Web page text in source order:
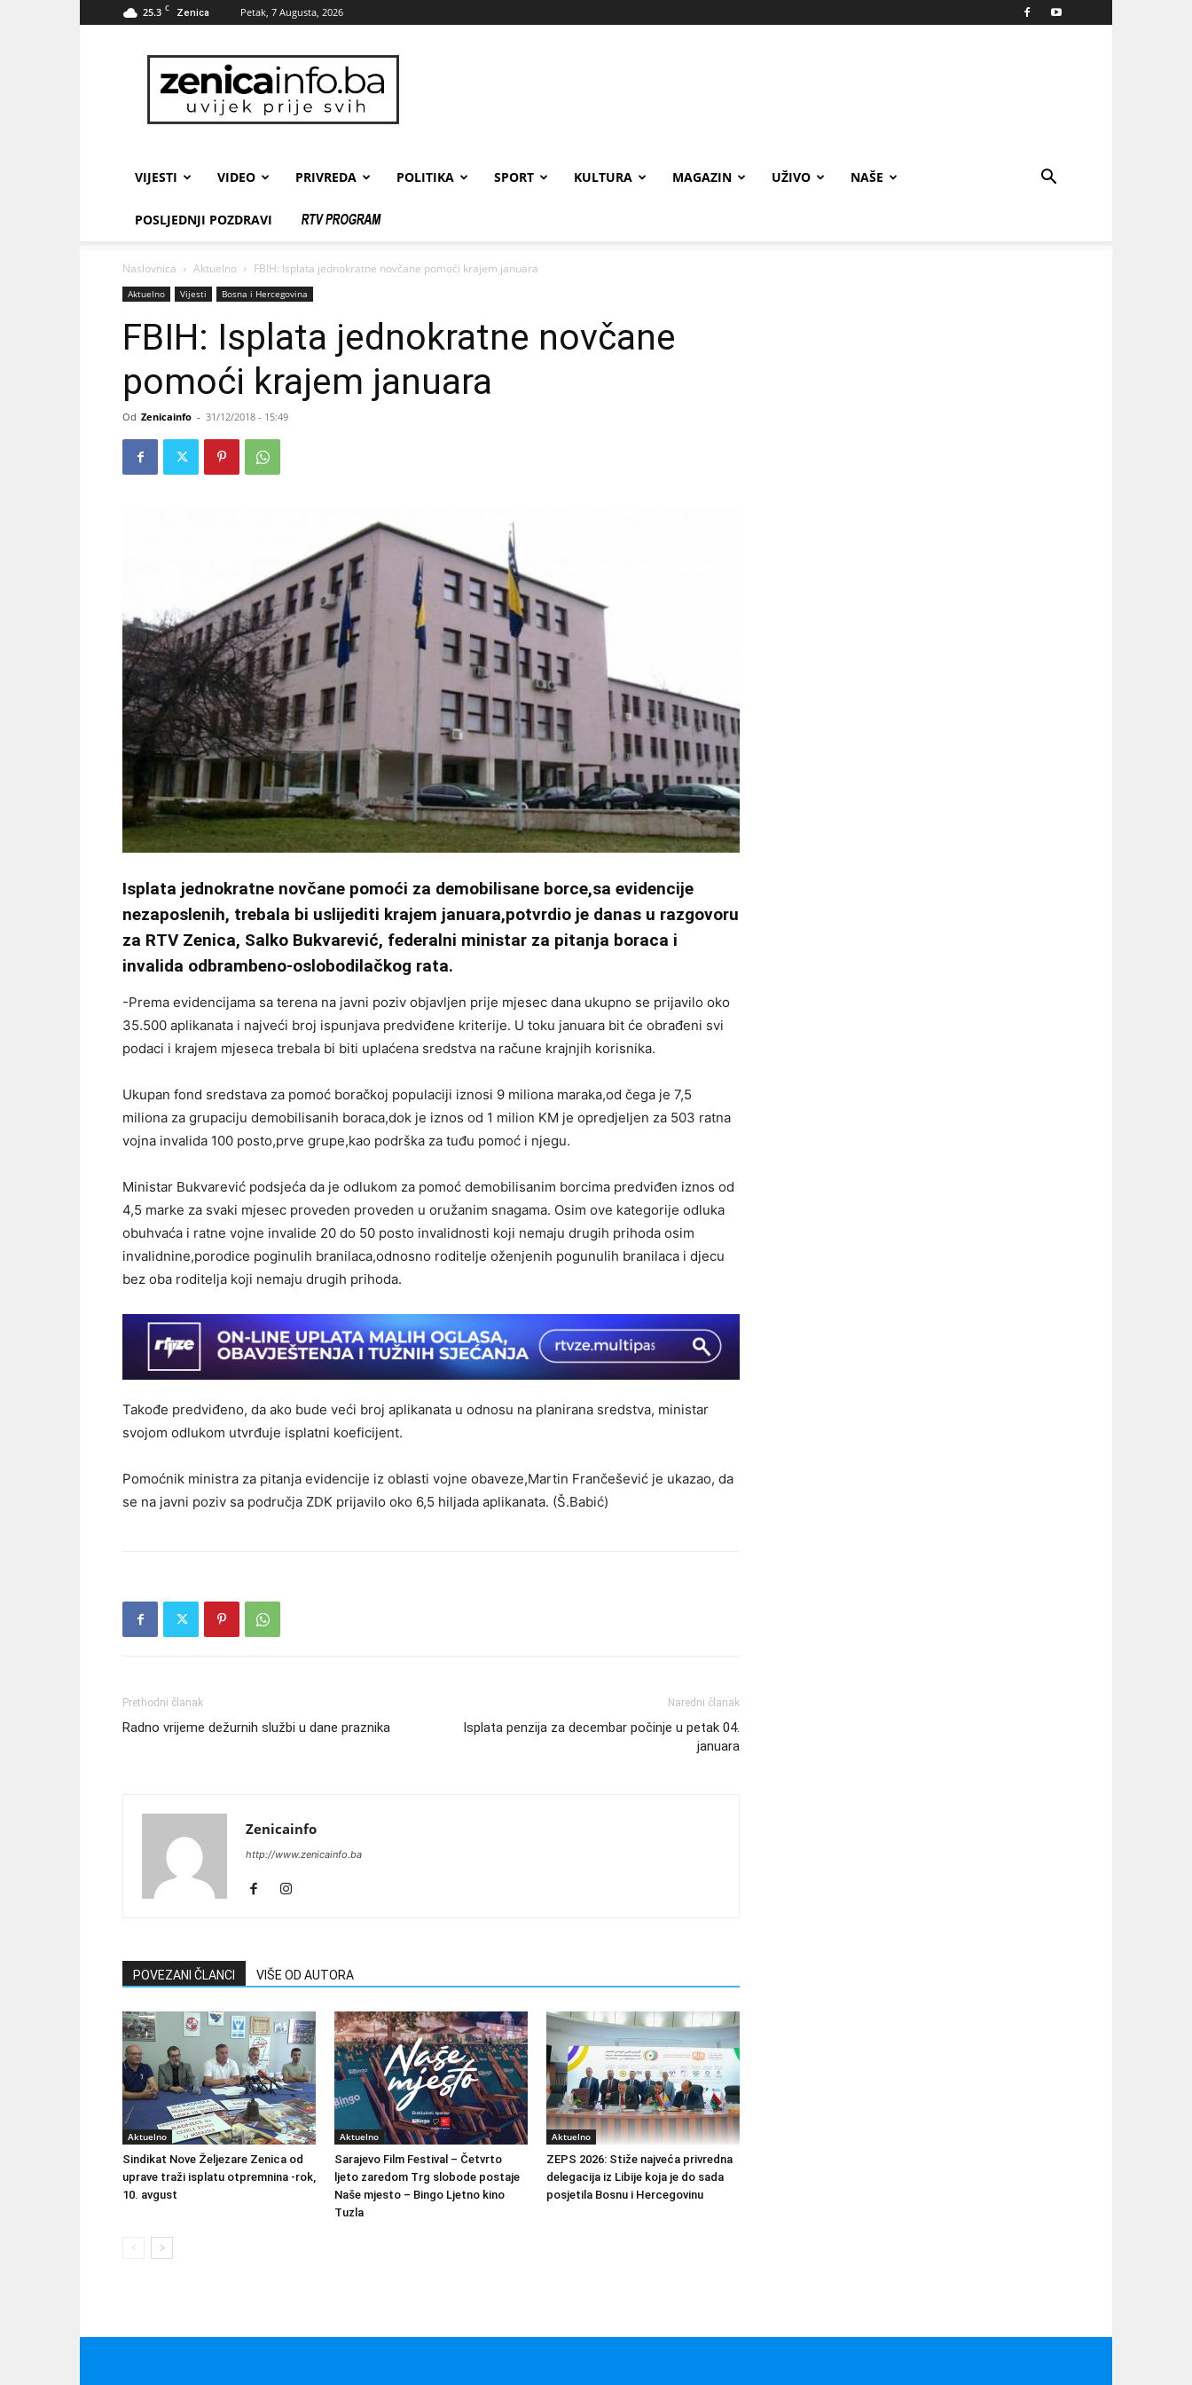
25.3 C Zenica Petak, 7 Augusta, 2026
zenicainfo.ba
VIJESTI VIDEO PRIVREDA POLITIKA SPORT KULTURA MAGAZIN UŽIVO NAŠE
POSLJEDNJI POZDRAVI
Naslovnica Aktuelno FBIH: Isplata jednokratne novčane pomoći krajem januara
Aktuelno Vijesti Bosna i Hercegovina
FBIH: Isplata jednokratne novčane
pomoći krajem januara
Od Zenicainfo - 31/12/2018 - 15:49
Isplata jednokratne novčane pomoći za demobilisane borce,sa evidencije
nezaposlenih, trebala bi uslijediti krajem januara,potvrdio je danas u razgovoru
za RTV Zenica, Salko Bukvarević, federalni ministar za pitanja boraca i
invalida odbrambeno-oslobodilačkog rata.
-Prema evidencijama sa terena na javni poziv objavljen prije mjesec dana ukupno se prijavilo oko
35.500 aplikanata i najveći broj ispunjava predviđene kriterije. U toku januara bit će obrađeni svi
podaci i krajem mjeseca trebala bi biti uplaćena sredstva na račune krajnjih korisnika.
Ukupan fond sredstava za pomoć boračkoj populaciji iznosi 9 miliona maraka,od čega je 7,5
miliona za grupaciju demobilisanih boraca,dok je iznos od 1 milion KM je opredjeljen za 503 ratna
vojna invalida 100 posto,prve grupe,kao podrška za tuđu pomoć i njegu.
Ministar Bukvarević podsjeća da je odlukom za pomoć demobilisanim borcima predviđen iznos od
4,5 marke za svaki mjesec proveden proveden u oružanim snagama. Osim ove kategorije odluka
obuhvaća i ratne vojne invalide 20 do 50 posto invalidnosti koji nemaju drugih prihoda osim
invalidnine,porodice poginulih branilaca,odnosno roditelje oženjenih pogunulih branilaca i djecu
bez oba roditelja koji nemaju drugih prihoda.
Takođe predviđeno, da ako bude veći broj aplikanata u odnosu na planirana sredstva, ministar
svojom odlukom utvrđuje isplatni koeficijent.
Pomoćnik ministra za pitanja evidencije iz oblasti vojne obaveze,Martin Frančešević je ukazao, da
se na javni poziv sa područja ZDK prijavilo oko 6,5 hiljada aplikanata. (Š.Babić)
Prethodni članak
Radno vrijeme dežurnih službi u dane praznika
Naredni članak
Isplata penzija za decembar počinje u petak 04.
januara
Zenicainfo
http://www.zenicainfo.ba
POVEZANI ČLANCI VIŠE OD AUTORA
Aktuelno
Sindikat Nove Željezare Zenica od
uprave traži isplatu otpremnina -rok,
10. avgust
Aktuelno
Sarajevo Film Festival – Četvrto
ljeto zaredom Trg slobode postaje
Naše mjesto – Bingo Ljetno kino
Tuzla
Aktuelno
ZEPS 2026: Stiže najveća privredna
delegacija iz Libije koja je do sada
posjetila Bosnu i Hercegovinu